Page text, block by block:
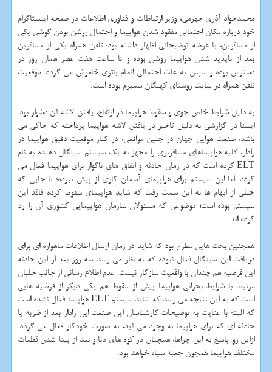
محمدجواد آذری جهرمی، وزیر ارتباطات و فناوری اطلاعات در صفحه اینستاگرام
خود درباره مكان احتمالی مفقود شدن هواپیما و احتمال روشن بودن گوشی یكی
از مسافرین، با عرضه توضیحاتی اظهار داشته بود: تلفن همراه یكی از مسافرین
بعد از ناپدید شدن هواپیما روشن بوده و تا ساعت هفت عصر همان روز در
دسترس بوده و سپس به علت احتمالی اتمام باتری خاموش می گردد. موقعیت
تلفن همراه در سایت روستای كهنگان سمیرم بوده است.
به دلیل شرایط خاص جوی و سقوط هواپیما در ارتفاع، یافتن لاشه آن دشوار بود.
ایسنا در گزارشی به دلیل تاخیر در یافتن لاشه هواپیما پرداخته كه حاكی می
باشد، صنعت هوایی جهان در چنین مواقعی، در كنار موقعیت دقیق هواپیما در
رادار، كلیه هواپیماهای مسافربری را مجهز به یك سیستم سینگال دهنده به نام
ELT كرده است كه در زمان حادثه و اتفاق های ناگوار برای هواپیما فعال می
گردد. اما این سیستم برای هواپیمای آسمان كاری از پیش نبرده؛ تا جایی كه
خیلی از ابهام ها به این سمت رفت كه شاید هواپیمای سقوط كرده فاقد این
سیستم بوده است؛ موضوعی كه مسئولان سازمان هواپیمایی كشوری آن را رد
كرده اند.
همچنین بحث هایی مطرح بود كه شاید در زمان ارسال اطلاعات ماهواره ای برای
دریافت این سینگال فعال نبوده كه به نظر می رسد سه روز بعد از این حادثه
این فرضیه هم چندان با واقعیت سازگار نیست. عدم اطلاع رسانی از جانب خلبان
مرتبط با شرایط بحرانی هواپیما پیش از سقوط هم یكی دیگر از فرضیه هایی
است كه به این نتیجه می رسد كه شاید سیستم ELT هواپیما فعال نشده است
كه البته با عنایت به توضیحات كارشناسان این صنعت این رادار بعد از ضربه یا
حادثه ای كه برای هواپیما به وجود می آید، به صورت خودكار فعال می گردد.
ازاین رو پاسخ به این چراها، همچنان در كوه های دنا و بعد از پیدا شدن قطعات
مختلف هواپیما همچون جعبه سیاه خواهد بود.